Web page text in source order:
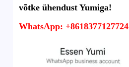
võtke ühendust Yumiga!
WhatsApp: +8618377127724